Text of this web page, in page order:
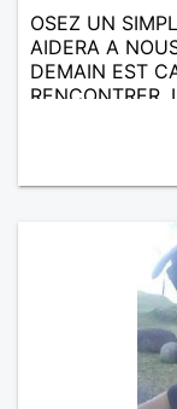
OSEZ UN
AIDERA A
DEMAIN EST
RENCONTRER,
BELLES
EN FRANCE
AUTRE, ET LA